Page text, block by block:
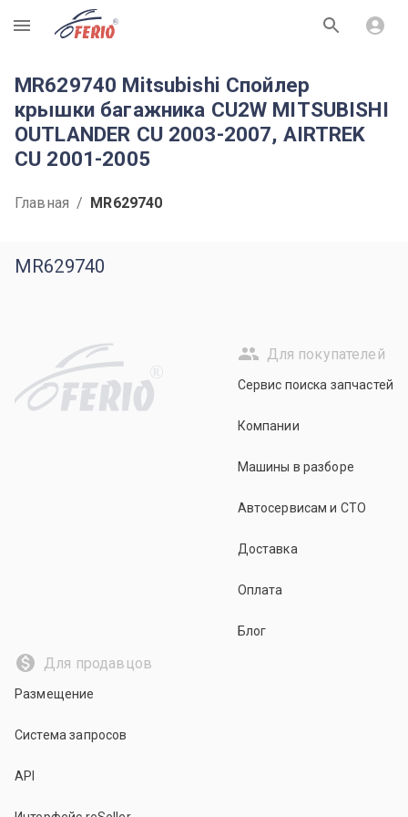
R
MR629740 Mitsubishi Спойлер
крышки багажника CU2W MITSUBISHI
OUTLANDER CU 2003-2007, AIRTREK
CU 2001-2005
Главная / MR629740
MR629740
R
Для покупателей
Сервис поиска запчастей
Компании
Машины в разборе
Автосервисам и СТО
Доставка
Оплата
Блог
Для продавцов
Размещение
Система запросов
API